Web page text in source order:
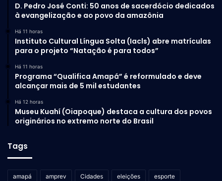
D. Pedro José Conti: 50 anos de sacerdócio dedicados
à evangelização e ao povo da amazônia
Há 11 horas
Instituto Cultural Língua Solta (Iacls) abre matrículas
para o projeto “Natação é para todos”
Há 11 horas
Programa “Qualifica Amapá” é reformulado e deve
alcançar mais de 5 mil estudantes
Há 12 horas
Museu Kuahí (Oiapoque) destaca a cultura dos povos
originários no extremo norte do Brasil
Tags
amapá amprev Cidades eleições esporte